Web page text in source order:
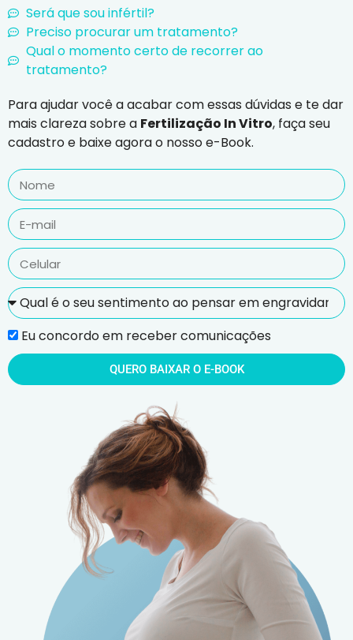
Será que sou infértil?
Preciso procurar um tratamento?
Qual o momento certo de recorrer ao
tratamento?
Para ajudar você a acabar com essas dúvidas e te dar
mais clareza sobre a Fertilização In Vitro, faça seu
cadastro e baixe agora o nosso e-Book.
Eu concordo em receber comunicações
QUERO BAIXAR O E-BOOK